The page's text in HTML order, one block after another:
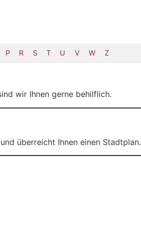
P R S T U V W Z
wir Ihnen gerne behilflich.
und überreicht Ihnen einen Stadtplan.